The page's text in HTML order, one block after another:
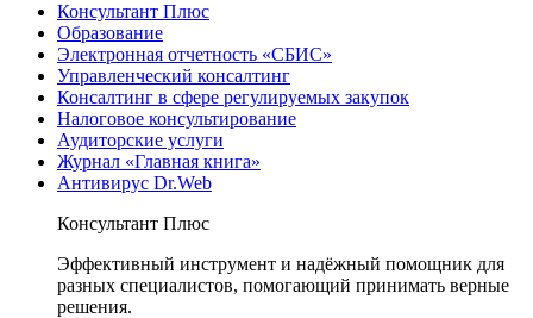
Консультант Плюс
Образование
Электронная отчетность «СБИС»
Управленческий консалтинг
Консалтинг в сфере регулируемых закупок
Налоговое консультирование
Аудиторские услуги
Журнал «Главная книга»
Антивирус Dr.Web
Консультант Плюс
Эффективный инструмент и надёжный помощник для
разных специалистов, помогающий принимать верные
решения.